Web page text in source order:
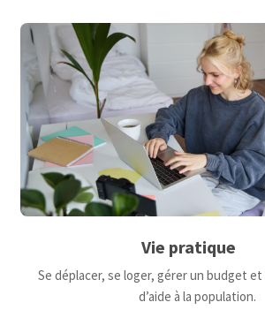
Vie pratique
Se déplacer, se loger, gérer un budget
d’aide à la population.